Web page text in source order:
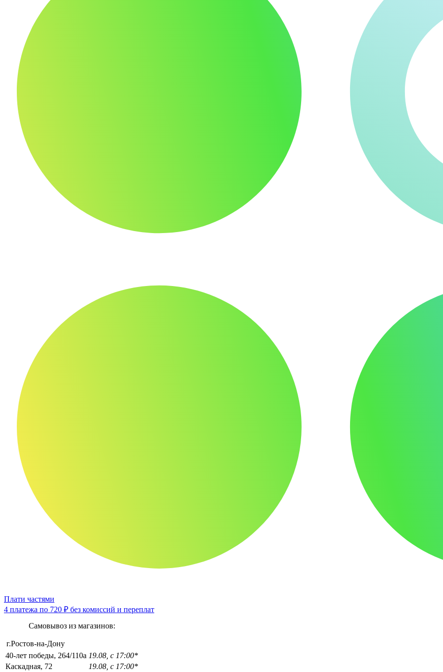
Плати частями
4 платежа по 720 ₽ без комиссий и переплат
Самовывоз из магазинов:
г.Ростов-на-Дону
40-лет победы, 264/110а 19.08, с 17:00*
Каскадная, 72
19.08, с 17:00*